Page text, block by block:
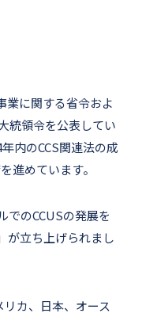
業に関する省令およ
統領令を公表してい
内のCCS関連法の成
進めています。
でのCCUSの発展を
が立ち上げられまし
カ、日本、オース